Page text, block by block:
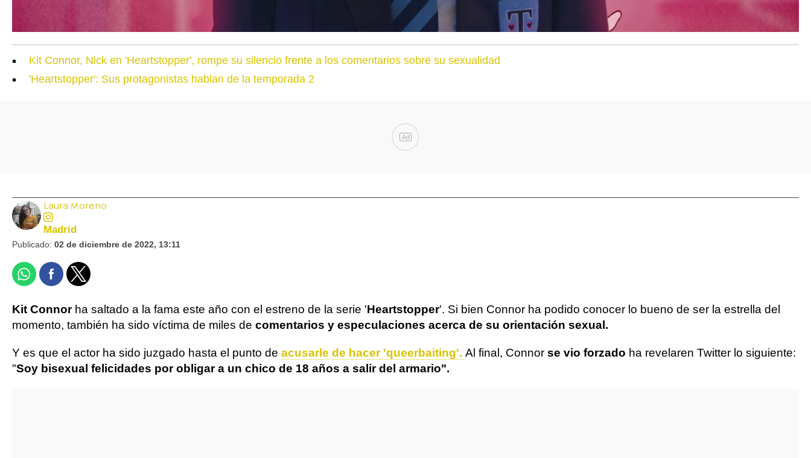
Kit Connor, Nick en 'Heartstopper', rompe su silencio frente a los comentarios sobre su sexualidad
'Heartstopper': Sus protagonistas hablan de la temporada 2
Ad
Laura Moreno
Madrid
Publicado: 02 de diciembre de 2022, 13:11
Kit Connorha saltado a la fama este año con el estreno de la serie 'Heartstopper'. Si bien Connor ha podido conocer lo bueno de ser la estrella del
momento, también ha sido víctima de miles de comentarios y especulaciones acerca de su orientación sexual.
Y es que el actor ha sido juzgado hasta el punto de acusarle de hacer 'queerbaiting'. Al final, Connor se vio forzado ha revelaren Twitter lo siguiente:
"Soy bisexual felicidades por obligar a un chico de 18 años a salir del armario".